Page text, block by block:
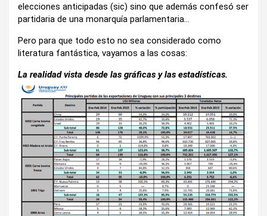
elecciones anticipadas (sic) sino que además confesó ser
partidaria de una monarquía parlamentaria…
Pero para que todo esto no sea considerado como
literatura fantástica, vayamos a las cosas:
La realidad vista desde las gráficas y las estadísticas.